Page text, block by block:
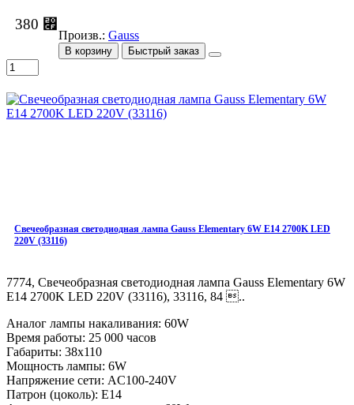
380 ⃏
Произв.: Gauss
В корзину Быстрый заказ
Свечеобразная светодиодная лампа Gauss Elementary 6W E14 2700K LED
220V (33116)
7774, Свечеобразная светодиодная лампа Gauss Elementary 6W
E14 2700K LED 220V (33116), 33116, 84 ..
Аналог лампы накаливания: 60W
Время работы: 25 000 часов
Габариты: 38x110
Мощность лампы: 6W
Напряжение сети: AC100-240V
Патрон (цоколь): E14